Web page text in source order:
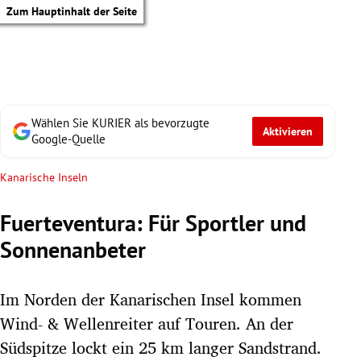
Zum Hauptinhalt der Seite
Untermenü
Wählen Sie KURIER als bevorzugte
Google-Quelle
Aktivieren
Kanarische Inseln
Fuerteventura: Für Sportler und
Sonnenanbeter
Im Norden der Kanarischen Insel kommen
Wind- & Wellenreiter auf Touren. An der
Südspitze lockt ein 25 km langer Sandstrand.